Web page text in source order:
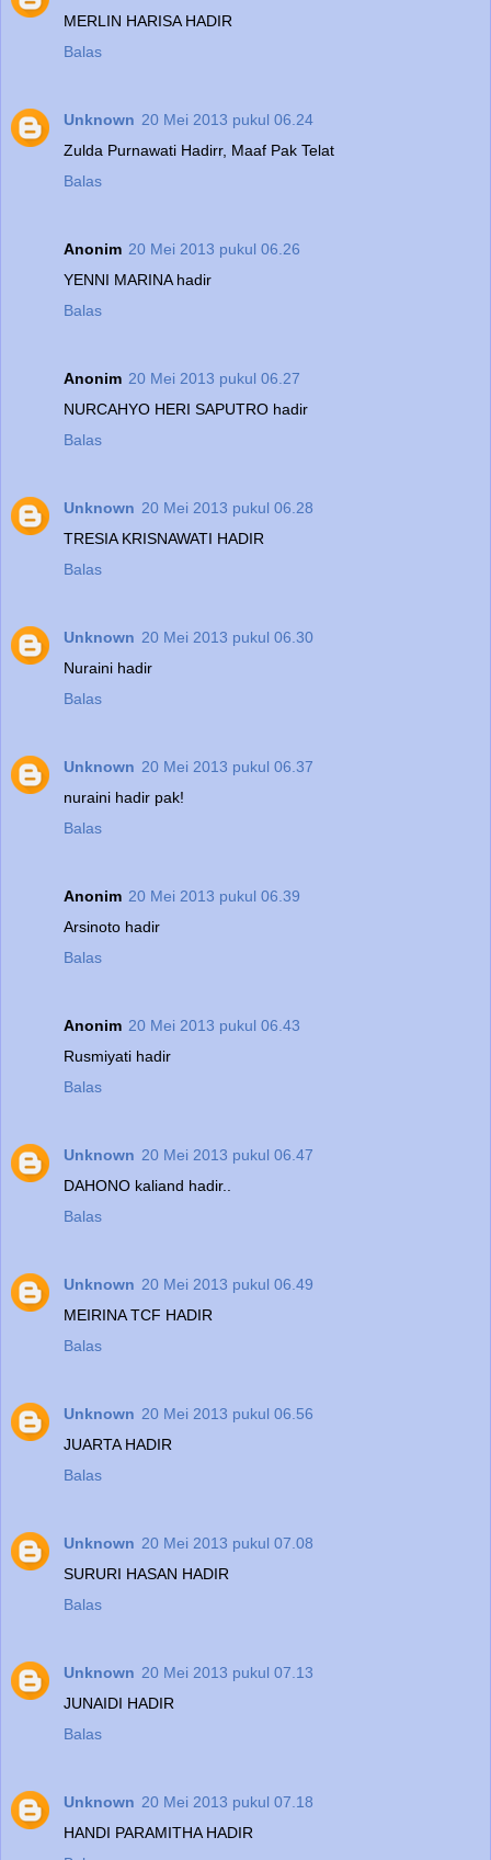
MERLIN HARISA HADIR
Balas
Unknown 20 Mei 2013 pukul 06.24
Zulda Purnawati Hadirr, Maaf Pak Telat
Balas
Anonim 20 Mei 2013 pukul 06.26
YENNI MARINA hadir
Balas
Anonim 20 Mei 2013 pukul 06.27
NURCAHYO HERI SAPUTRO hadir
Balas
Unknown 20 Mei 2013 pukul 06.28
TRESIA KRISNAWATI HADIR
Balas
Unknown 20 Mei 2013 pukul 06.30
Nuraini hadir
Balas
Unknown 20 Mei 2013 pukul 06.37
nuraini hadir pak!
Balas
Anonim 20 Mei 2013 pukul 06.39
Arsinoto hadir
Balas
Anonim 20 Mei 2013 pukul 06.43
Rusmiyati hadir
Balas
Unknown 20 Mei 2013 pukul 06.47
DAHONO kaliand hadir..
Balas
Unknown 20 Mei 2013 pukul 06.49
MEIRINA TCF HADIR
Balas
Unknown 20 Mei 2013 pukul 06.56
JUARTA HADIR
Balas
Unknown 20 Mei 2013 pukul 07.08
SURURI HASAN HADIR
Balas
Unknown 20 Mei 2013 pukul 07.13
JUNAIDI HADIR
Balas
Unknown 20 Mei 2013 pukul 07.18
HANDI PARAMITHA HADIR